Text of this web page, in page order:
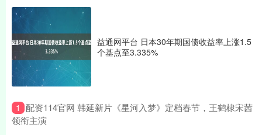
益通网平台 日本30年期国债收益率上涨1.5
个基点至3.335%
1 ​配资114官网 韩延新片《星河入梦》定档春节，王鹤棣宋茜
领衔主演